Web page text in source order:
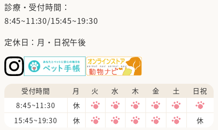
診療・受付時間：
8:45~11:30/15:45~19:30
定休日：月・日祝午後
受付時間 月 火 水 木 金 土
日祝
8:45~11:30
休
15:45~19:30
休 休